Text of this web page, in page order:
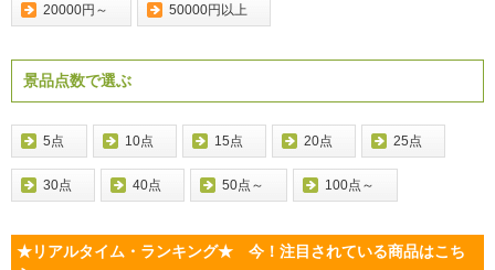
20000円～ 50000円以上
景品点数で選ぶ
5点 10点 15点 20点 25点
30点 40点 50点～ 100点～
★リアルタイム・ランキング★ 今！注目されている商品はこち